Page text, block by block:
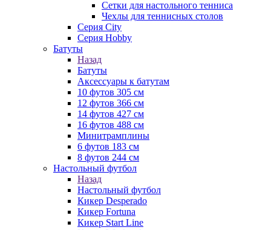
Сетки для настольного тенниса
Чехлы для теннисных столов
Серия City
Серия Hobby
Батуты
Назад
Батуты
Аксессуары к батутам
10 футов 305 см
12 футов 366 см
14 футов 427 см
16 футов 488 см
Минитрамплины
6 футов 183 см
8 футов 244 см
Настольный футбол
Назад
Настольный футбол
Кикер Desperado
Кикер Fortuna
Кикер Start Line